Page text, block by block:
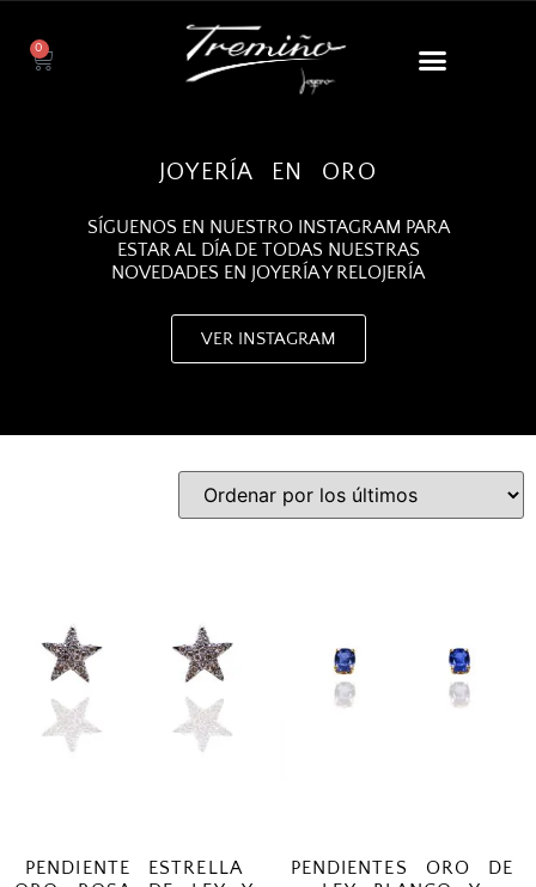
0
JOYERÍA EN ORO
SÍGUENOS EN NUESTRO INSTAGRAM PARA
ESTAR AL DÍA DE TODAS NUESTRAS
NOVEDADES EN JOYERÍA Y RELOJERÍA
VER INSTAGRAM
PENDIENTE ESTRELLA
PENDIENTES ORO DE